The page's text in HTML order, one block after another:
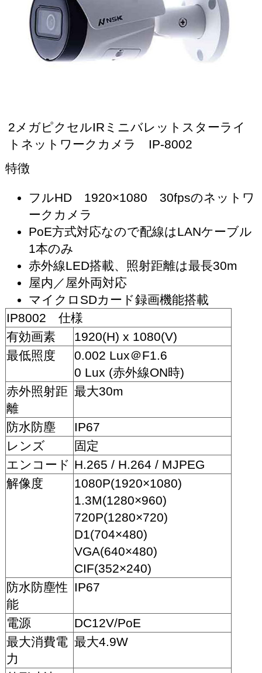
2メガピクセルIRミニバレットスターライ
トネットワークカメラ IP-8002
特徴
フルHD 1920×1080 30fpsのネットワ
ークカメラ
PoE方式対応なので配線はLANケーブル
1本のみ
赤外線LED搭載、照射距離は最長30m
屋内／屋外両対応
マイクロSDカード録画機能搭載
IP8002 仕様
有効画素
1920(H) x 1080(V)
最低照度
0.002 Lux＠F1.6
0 Lux (赤外線ON時)
赤外照射距
離
最大30m
防水防塵
IP67
レンズ
固定
エンコード H.265 / H.264 / MJPEG
解像度
1080P(1920×1080)
1.3M(1280×960)
720P(1280×720)
D1(704×480)
VGA(640×480)
CIF(352×240)
防水防塵性
能
IP67
電源
DC12V/PoE
最大消費電
力
最大4.9W